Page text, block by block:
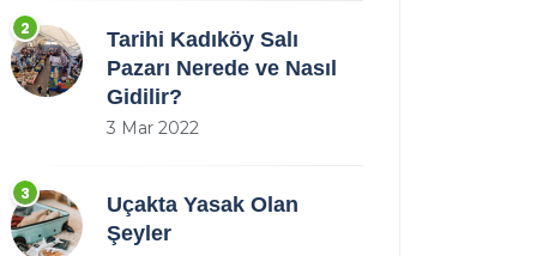
2
Tarihi Kadıköy Salı
Pazarı Nerede ve Nasıl
Gidilir?
3 Mar 2022
3
Uçakta Yasak Olan
Şeyler